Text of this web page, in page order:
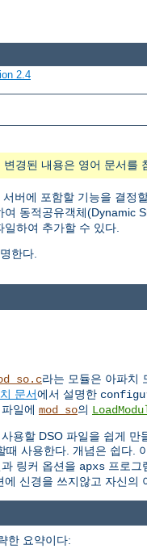
2.4
경된 내용은 영어 문서를
버에 포함할 기능을 결정
여 동적공유객체(Dynamic
하여 추가할 수 있다.
한다.
라는 모듈은 아파치
문서에서 설명한
파일에 mod_so의
용할 DSO 파일을 쉽게 만
사용한다. 개념은 쉽다.
링커 옵션을 apxs 프로그
신경을 쓰지않고 자신의
한 요약이다: